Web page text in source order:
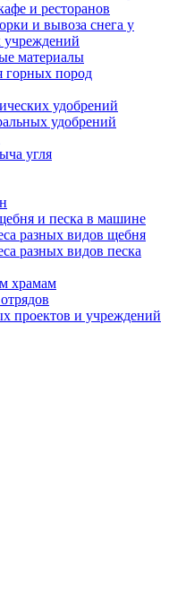
и ресторанов
и вывоза снега у
материалы
горных пород
удобрений
удобрений
угля
и песка в машине
разных видов щебня
разных видов песка
храмам
проектов и учреждений